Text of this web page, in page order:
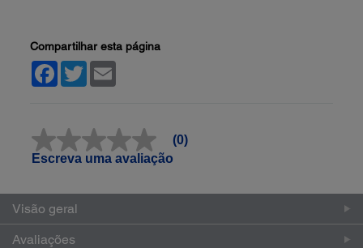
Compartilhar esta página
Facebook
Twitter
Sem
valor
abre
na
mesma
página.
(0)
Escreva uma avaliação
Visão geral
Avaliações